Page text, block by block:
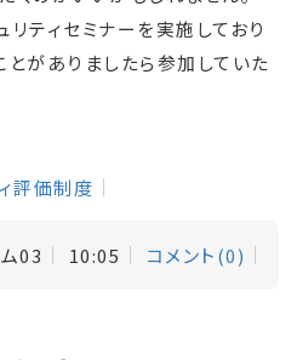
ティセミナーを実施しており
とがありましたら参加していた
評価制度
03 10:05 コメント(0)